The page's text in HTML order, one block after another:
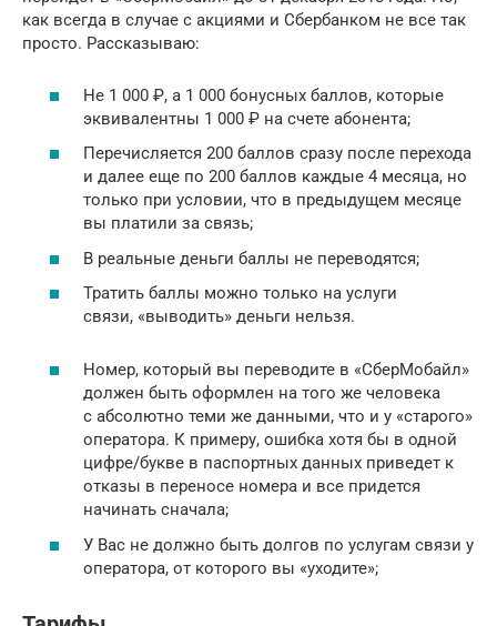
как всегда в случае с акциями и Сбербанком не все так
просто. Рассказываю:
Не 1 000 ₽, а 1 000 бонусных баллов, которые
эквивалентны 1 000 ₽ на счете абонента;
Перечисляется 200 баллов сразу после перехода
и далее еще по 200 баллов каждые 4 месяца, но
только при условии, что в предыдущем месяце
вы платили за связь;
В реальные деньги баллы не переводятся;
Тратить баллы можно только на услуги
связи, «выводить» деньги нельзя.
Номер, который вы переводите в «СберМобайл»
должен быть оформлен на того же человека
с абсолютно теми же данными, что и у «старого»
оператора. К примеру, ошибка хотя бы в одной
цифре/букве в паспортных данных приведет к
отказы в переносе номера и все придется
начинать сначала;
У Вас не должно быть долгов по услугам связи у
оператора, от которого вы «уходите»;